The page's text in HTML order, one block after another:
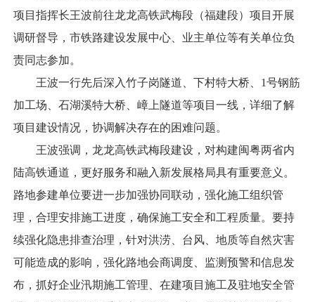
项目指挥长王波前往龙龙高铁武梅段（福建段）项目开展
调研督导，市铁路建设发展中心、业主单位等有关单位负
责同志参加。
王波一行先后深入竹子岗隧道、下村特大桥、1号钢筋
加工场、石湖溪特大桥、嶂上隧道等项目一线，详细了解
项目建设情况，协调解决存在的困难问题。
王波强调，龙龙高铁武梅段建设，对构建闽粤两省内
陆高铁通道，更好服务和融入新发展格局具有重要意义。
路地参建单位要进一步加强协同联动，强化施工组织管
理，合理安排施工进度，确保施工安全和工程质量。要持
续强化隐患排查治理，针对洪涝、台风、地质等自然灾害
可能造成的影响，强化路地会商调度、监测预警和信息发
布，抓好企业汛期施工管理、在建项目施工及驻地安全管